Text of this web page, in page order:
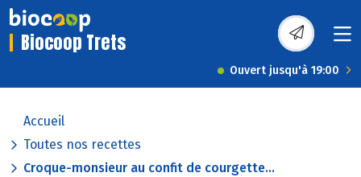
Biocoop Trets
Ouvert jusqu'à 19:00
Accueil
Toutes nos recettes
Croque-monsieur au confit de courgette...